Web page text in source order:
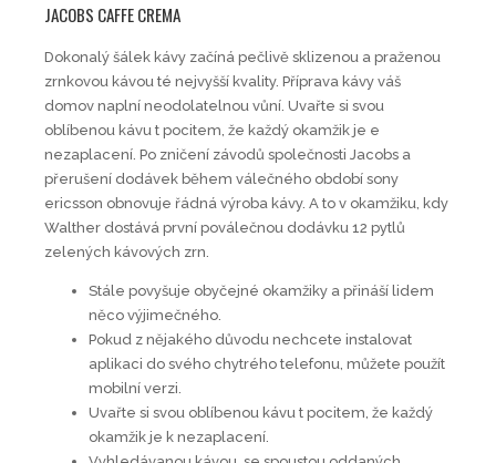
JACOBS CAFFE CREMA
Dokonalý šálek kávy začíná pečlivě sklizenou a praženou
zrnkovou kávou té nejvyšší kvality. Příprava kávy váš
domov naplní neodolatelnou vůní. Uvařte si svou
oblíbenou kávu t pocitem, že každý okamžik je e
nezaplacení. Po zničení závodů společnosti Jacobs a
přerušení dodávek během válečného období sony
ericsson obnovuje řádná výroba kávy. A to v okamžiku, kdy
Walther dostává první poválečnou dodávku 12 pytlů
zelených kávových zrn.
Stále povyšuje obyčejné okamžiky a přináší lidem
něco výjimečného.
Pokud z nějakého důvodu nechcete instalovat
aplikaci do svého chytrého telefonu, můžete použít
mobilní verzi.
Uvařte si svou oblíbenou kávu t pocitem, že každý
okamžik je k nezaplacení.